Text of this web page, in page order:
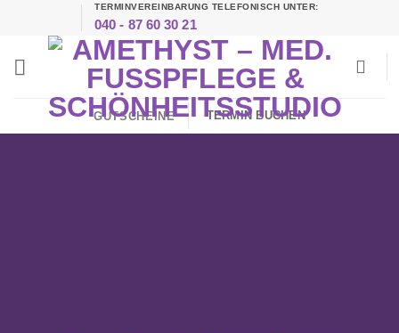
springen
TERMINVEREINBARUNG TELEFONISCH UNTER:
040 - 87 60 30 21
GUTSCHEINE TERMIN BUCHEN